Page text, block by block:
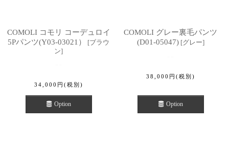
COMOLI コモリ コーデュロイ
5Pパンツ(Y03-03021）
[ブラウ
ン]
34,000 円 (税別)
Option
COMOLI グレー裏毛パンツ
(D01-05047) [グレー]
38,000 円 (税別)
Option